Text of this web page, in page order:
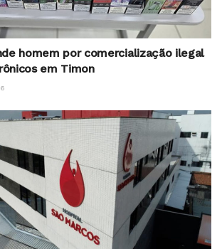
homem por comercialização ilegal
em Timon